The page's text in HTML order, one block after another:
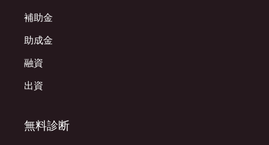
補助金
助成金
融資
出資
無料診断